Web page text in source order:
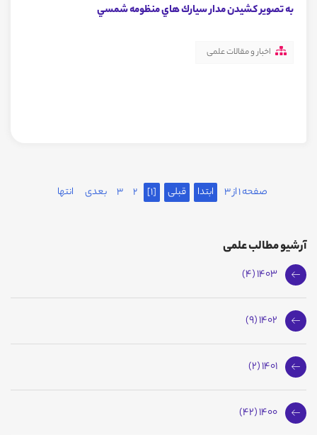
به تصوير كشيدن مدار سيارك هاي منظومه شمسي
اخبار و مقالات علمی
صفحه 1 از 3 ابتدا قبلی [1]
2
3 بعدی انتها
آرشیو مطالب علمی
1403 (4)
1402 (9)
1401 (2)
1400 (42)